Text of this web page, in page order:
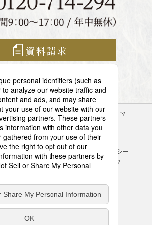
資料請求
エイジフリー企業情報
会社概要
イトのご利用にあたって
クッキーポリシー
処遇改善に関する具体的な取組み内容
Area/Country
ナソニック エイジフリー株式会社
Panasonic AGE-FREE Co., Ltd.